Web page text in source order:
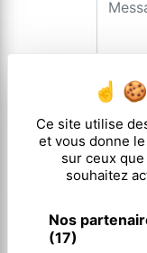
Ce site utilise
et vous donne
sur ceux
souhaitez
Nos
(17)
En